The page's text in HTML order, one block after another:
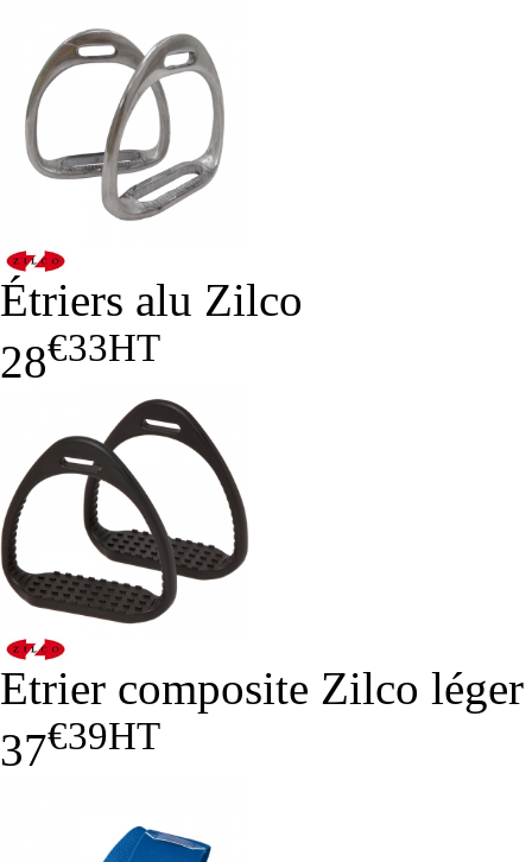
Étriers alu Zilco
28€33HT
Etrier composite Zilco léger
37€39HT